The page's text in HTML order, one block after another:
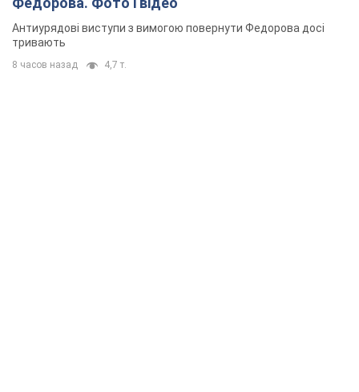
Антиурядові виступи з вимогою повернути Федорова досі
тривають
8 часов назад 4,7 т.